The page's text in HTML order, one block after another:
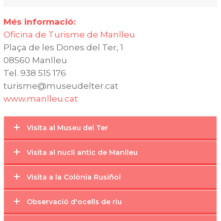
Més informació:
Oficina de Turisme de Manlleu
Plaça de les Dones del Ter, 1
08560 Manlleu
Tel. 938 515 176
turisme@museudelter.cat
www.manlleu.cat
Visita al Museu del Ter
Visita al nucli antic de Manlleu
Visita a la Colònia Rusiñol
Observació d'ocells de riu